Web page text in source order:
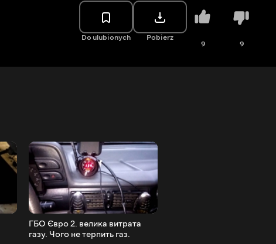
Do ulubionych Pobierz
9 9
ГБО Євро 2. велика витрата
газу. Чого не терпить газ.